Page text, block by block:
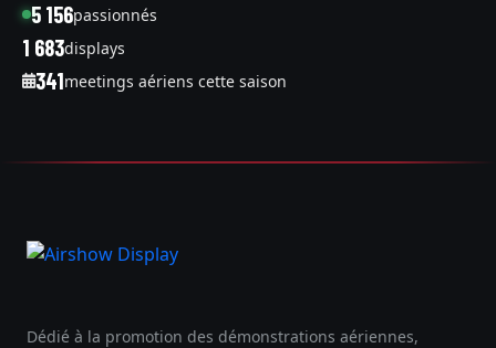
5 156passionnés
1 683displays
341meetings aériens cette saison
Dédié à la promotion des démonstrations aériennes,